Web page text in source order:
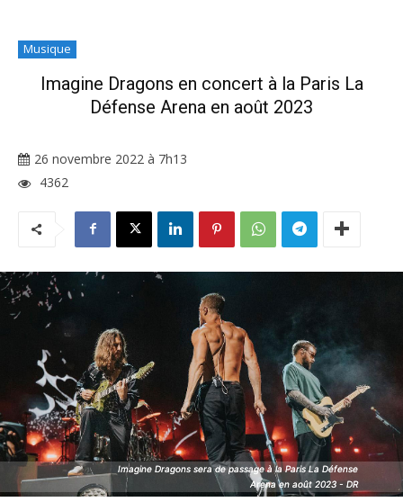
Musique
Imagine Dragons en concert à la Paris La
Défense Arena en août 2023
26 novembre 2022 à 7h13
4362
Imagine Dragons sera de passage à la Paris La Défense
Arena en août 2023 - DR
Imagine Dragons sera de passage à la Paris La Défense
Arena en août 2023 - DR